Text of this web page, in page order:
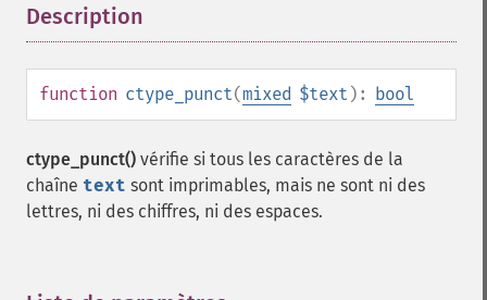
Description
function ctype_punct(mixed $text ): bool
ctype_punct() vérifie si tous les caractères de la
chaîne text sont imprimables, mais ne sont ni des
lettres, ni des chiffres, ni des espaces.